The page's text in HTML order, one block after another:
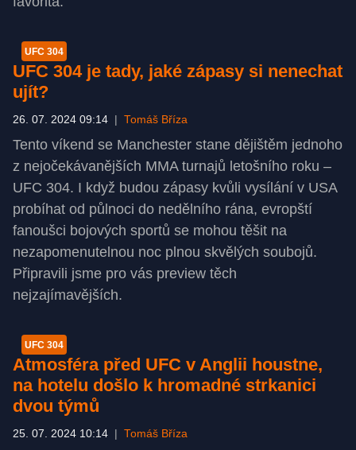
UFC 304
UFC 304 je tady, jaké zápasy si nenechat
ujít?
26. 07. 2024 09:14 Tomáš Bříza
Tento víkend se Manchester stane dějištěm jednoho
z nejočekávanějších MMA turnajů letošního roku –
UFC 304. I když budou zápasy kvůli vysílání v USA
probíhat od půlnoci do nedělního rána, evropští
fanoušci bojových sportů se mohou těšit na
nezapomenutelnou noc plnou skvělých soubojů.
Připravili jsme pro vás preview těch
nejzajímavějších.
UFC 304
Atmosféra před UFC v Anglii houstne,
na hotelu došlo k hromadné strkanici
dvou týmů
25. 07. 2024 10:14 Tomáš Bříza